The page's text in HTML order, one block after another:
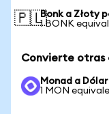
🇵🇱Bonk a Złoty
1 BONK
Convierte otras
Monad a
1 MON